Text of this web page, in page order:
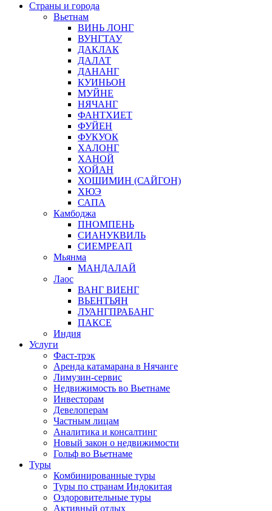
Страны и города
Вьетнам
ВИНЬ ЛОНГ
ВУНГТАУ
ДАКЛАК
ДАЛАТ
ДАНАНГ
КУИНЬОН
МУЙНЕ
НЯЧАНГ
ФАНТХИЕТ
ФУЙЕН
ФУКУОК
ХАЛОНГ
ХАНОЙ
ХОЙАН
ХОШИМИН (САЙГОН)
ХЮЭ
САПА
Камбоджа
ПНОМПЕНЬ
СИАНУКВИЛЬ
СИЕМРЕАП
Мьянма
МАНДАЛАЙ
Лаос
ВАНГ ВИЕНГ
ВЬЕНТЬЯН
ЛУАНГПРАБАНГ
ПАКСЕ
Индия
Услуги
Фаст-трэк
Аренда катамарана в Нячанге
Лимузин-сервис
Недвижимость во Вьетнаме
Инвесторам
Девелоперам
Частным лицам
Аналитика и консалтинг
Новый закон о недвижимости
Гольф во Вьетнаме
Туры
Комбинированные туры
Туры по странам Индокитая
Оздоровительные туры
Активный отдых